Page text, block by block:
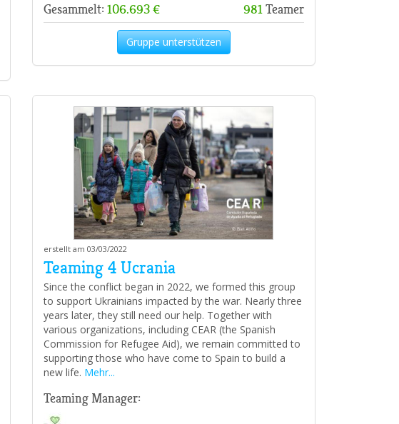
Gesammelt: 106.693 € 981Teamer
Gruppe unterstützen
erstellt am 03/03/2022
Teaming 4 Ucrania
Since the conflict began in 2022, we formed this group
to support Ukrainians impacted by the war. Nearly three
years later, they still need our help. Together with
various organizations, including CEAR (the Spanish
Commission for Refugee Aid), we remain committed to
supporting those who have come to Spain to build a
new life. Mehr...
Teaming Manager: